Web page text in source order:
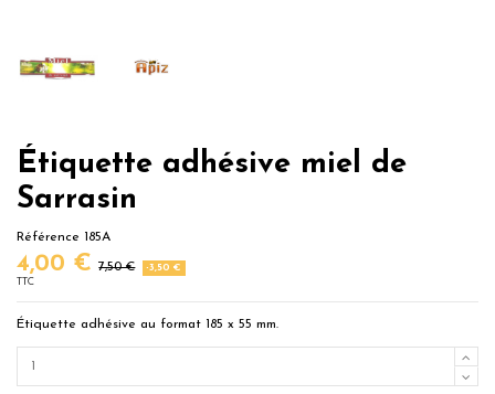
Étiquette adhésive miel de
Sarrasin
Référence 185A
4,00 € 7,50 €
-3,50 €
TTC
Étiquette adhésive au format 185 x 55 mm.